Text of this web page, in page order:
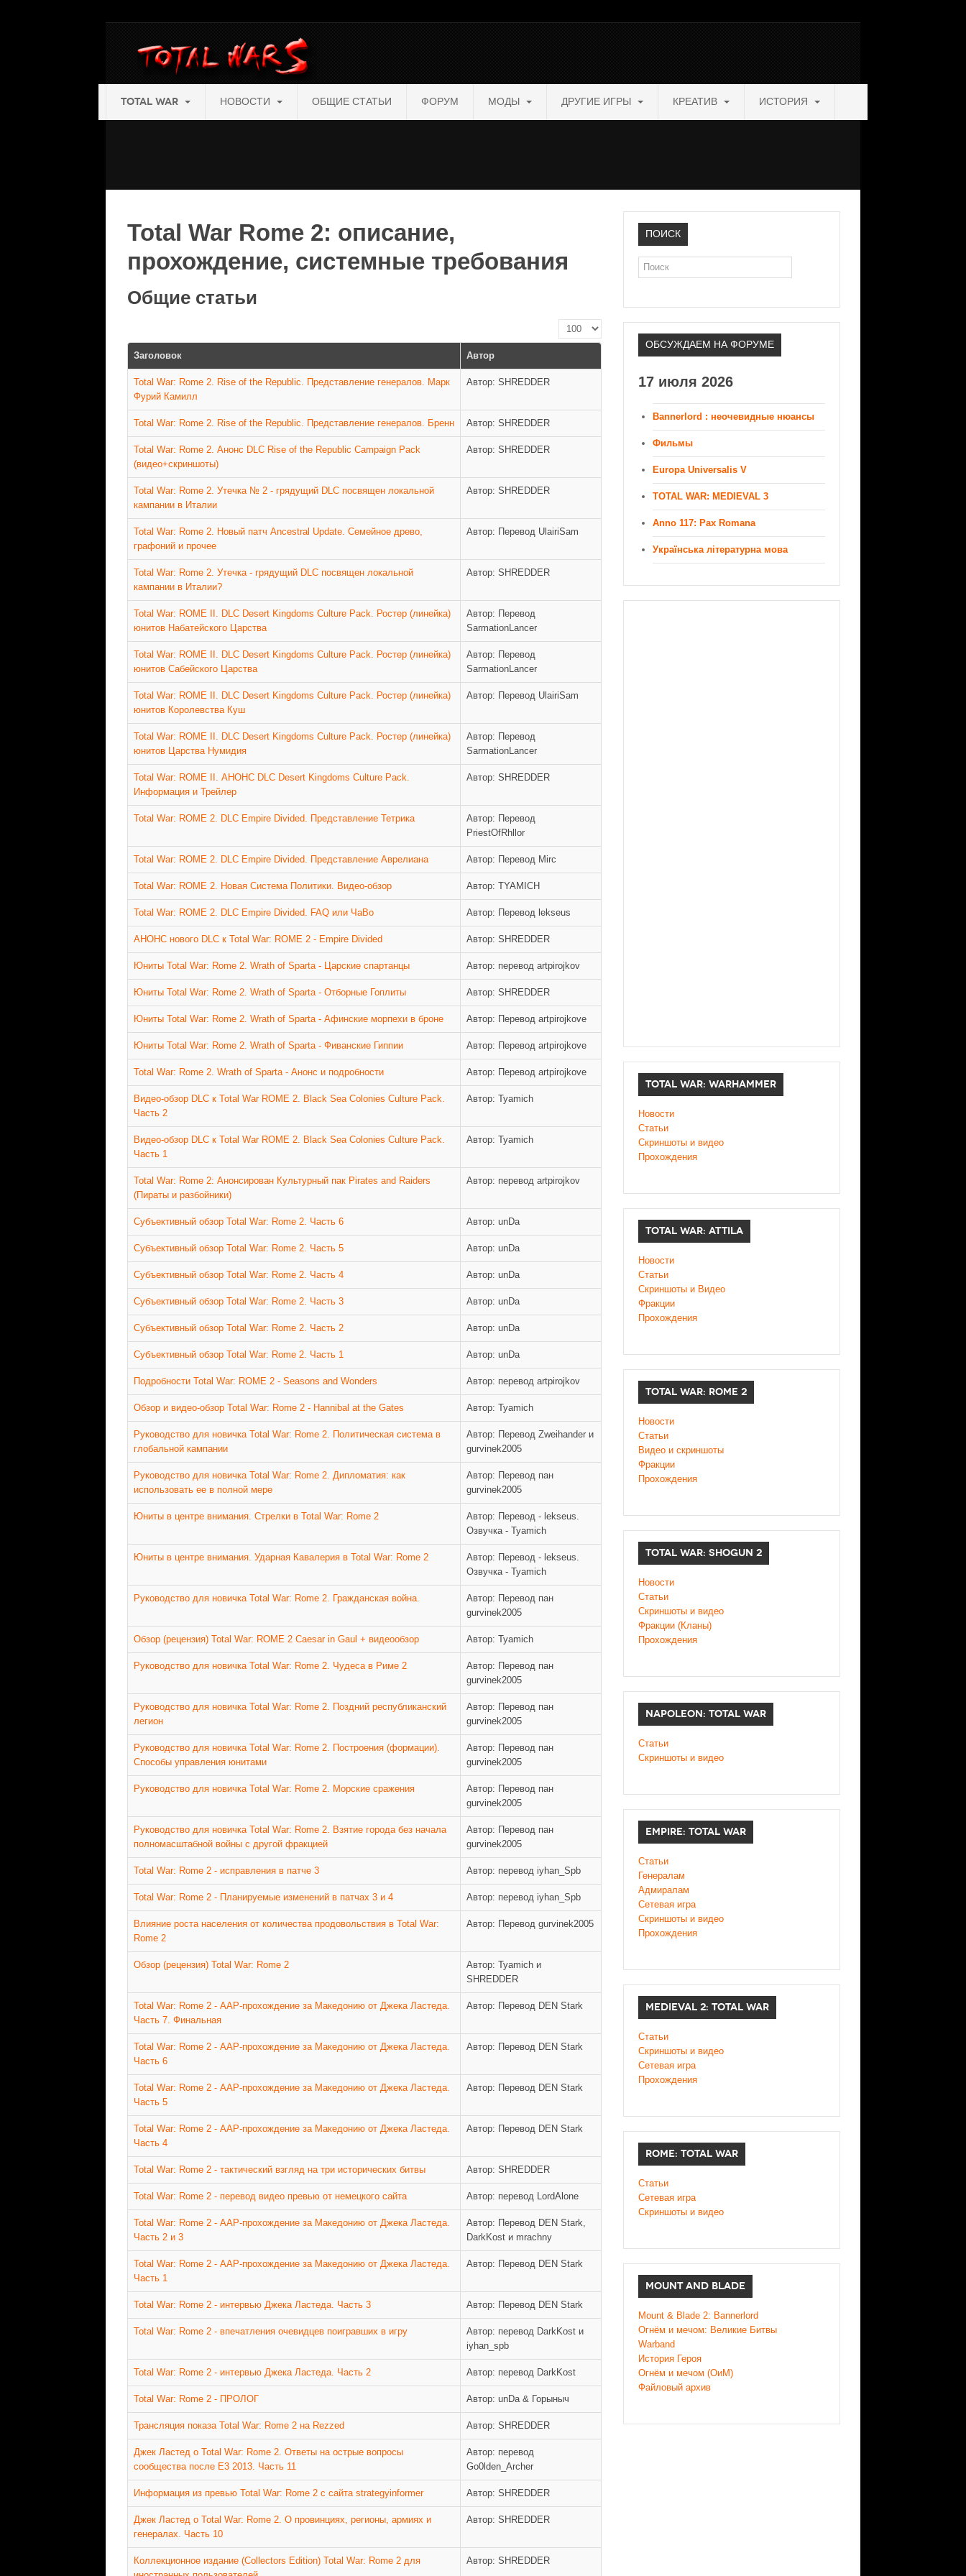
TOTAL WAR НОВОСТИ ОБЩИЕ СТАТЬИ ФОРУМ МОДЫ ДРУГИЕ ИГРЫ КРЕАТИВ ИСТОРИЯ
Total War Rome 2: описание,
прохождение, системные требования
Общие статьи
Кол-во строк:
Заголовок Автор
Total War: Rome 2. Rise of the Republic. Представление генералов. Марк
Фурий Камилл
Автор: SHREDDER
Total War: Rome 2. Rise of the Republic. Представление генералов. Бренн Автор: SHREDDER
Total War: Rome 2. Анонс DLC Rise of the Republic Campaign Pack
(видео+скриншоты)
Автор: SHREDDER
Total War: Rome 2. Утечка № 2 - грядущий DLC посвящен локальной
кампании в Италии
Автор: SHREDDER
Total War: Rome 2. Новый патч Ancestral Update. Семейное древо,
графоний и прочее
Автор: Перевод UlairiSam
Total War: Rome 2. Утечка - грядущий DLC посвящен локальной
кампании в Италии?
Автор: SHREDDER
Total War: ROME II. DLC Desert Kingdoms Culture Pack. Ростер (линейка)
юнитов Набатейского Царства
Автор: Перевод
SarmationLancer
Total War: ROME II. DLC Desert Kingdoms Culture Pack. Ростер (линейка)
юнитов Сабейского Царства
Автор: Перевод
SarmationLancer
Total War: ROME II. DLC Desert Kingdoms Culture Pack. Ростер (линейка)
юнитов Королевства Куш
Автор: Перевод UlairiSam
Total War: ROME II. DLC Desert Kingdoms Culture Pack. Ростер (линейка)
юнитов Царства Нумидия
Автор: Перевод
SarmationLancer
Total War: ROME II. АНОНС DLC Desert Kingdoms Culture Pack.
Информация и Трейлер
Автор: SHREDDER
Total War: ROME 2. DLC Empire Divided. Представление Тетрика
Автор: Перевод
PriestOfRhllor
Total War: ROME 2. DLC Empire Divided. Представление Аврелиана Автор: Перевод Mirc
Total War: ROME 2. Новая Система Политики. Видео-обзор Автор: TYAMICH
Total War: ROME 2. DLC Empire Divided. FAQ или ЧаВо Автор: Перевод lekseus
АНОНС нового DLC к Total War: ROME 2 - Empire Divided Автор: SHREDDER
Юниты Total War: Rome 2. Wrath of Sparta - Царские спартанцы Автор: перевод artpirojkov
Юниты Total War: Rome 2. Wrath of Sparta - Отборные Гоплиты Автор: SHREDDER
Юниты Total War: Rome 2. Wrath of Sparta - Афинские морпехи в броне Автор: Перевод artpirojkovе
Юниты Total War: Rome 2. Wrath of Sparta - Фиванские Гиппии Автор: Перевод artpirojkovе
Total War: Rome 2. Wrath of Sparta - Анонс и подробности Автор: Перевод artpirojkovе
Видео-обзор DLC к Total War ROME 2. Black Sea Colonies Culture Pack.
Часть 2
Автор: Tyamich
Видео-обзор DLC к Total War ROME 2. Black Sea Colonies Culture Pack.
Часть 1
Автор: Tyamich
Total War: Rome 2: Анонсирован Культурный пак Pirates and Raiders
(Пираты и разбойники)
Автор: перевод artpirojkov
Субъективный обзор Total War: Rome 2. Часть 6 Автор: unDa
Субъективный обзор Total War: Rome 2. Часть 5 Автор: unDa
Субъективный обзор Total War: Rome 2. Часть 4 Автор: unDa
Субъективный обзор Total War: Rome 2. Часть 3 Автор: unDa
Субъективный обзор Total War: Rome 2. Часть 2 Автор: unDa
Субъективный обзор Total War: Rome 2. Часть 1 Автор: unDa
Подробности Total War: ROME 2 - Seasons and Wonders Автор: перевод artpirojkov
Обзор и видео-обзор Total War: Rome 2 - Hannibal at the Gates Автор: Tyamich
Руководство для новичка Total War: Rome 2. Политическая система в
глобальной кампании
Автор: Перевод Zweihander и
gurvinek2005
Руководство для новичка Total War: Rome 2. Дипломатия: как
использовать ее в полной мере
Автор: Перевод пан
gurvinek2005
Юниты в центре внимания. Стрелки в Total War: Rome 2
Автор: Перевод - lekseus.
Озвучка - Tyamich
Юниты в центре внимания. Ударная Кавалерия в Total War: Rome 2
Автор: Перевод - lekseus.
Озвучка - Tyamich
Руководство для новичка Total War: Rome 2. Гражданская война.
Автор: Перевод пан
gurvinek2005
Обзор (рецензия) Total War: ROME 2 Caesar in Gaul + видеообзор Автор: Tyamich
Руководство для новичка Total War: Rome 2. Чудеса в Риме 2
Автор: Перевод пан
gurvinek2005
Руководство для новичка Total War: Rome 2. Поздний республиканский
легион
Автор: Перевод пан
gurvinek2005
Руководство для новичка Total War: Rome 2. Построения (формации).
Способы управления юнитами
Автор: Перевод пан
gurvinek2005
Руководство для новичка Total War: Rome 2. Морские сражения
Автор: Перевод пан
gurvinek2005
Руководство для новичка Total War: Rome 2. Взятие города без начала
полномасштабной войны с другой фракцией
Автор: Перевод пан
gurvinek2005
Total War: Rome 2 - исправления в патче 3 Автор: перевод iyhan_Spb
Total War: Rome 2 - Планируемые изменений в патчах 3 и 4 Автор: перевод iyhan_Spb
Влияние роста населения от количества продовольствия в Total War:
Rome 2
Автор: Перевод gurvinek2005
Обзор (рецензия) Total War: Rome 2
Автор: Tyamich и
SHREDDER
Total War: Rome 2 - ААР-прохождение за Македонию от Джека Ластеда.
Часть 7. Финальная
Автор: Перевод DEN Stark
Total War: Rome 2 - ААР-прохождение за Македонию от Джека Ластеда.
Часть 6
Автор: Перевод DEN Stark
Total War: Rome 2 - ААР-прохождение за Македонию от Джека Ластеда.
Часть 5
Автор: Перевод DEN Stark
Total War: Rome 2 - ААР-прохождение за Македонию от Джека Ластеда.
Часть 4
Автор: Перевод DEN Stark
Total War: Rome 2 - тактический взгляд на три исторических битвы Автор: SHREDDER
Total War: Rome 2 - перевод видео превью от немецкого сайта Автор: перевод LordAlone
Total War: Rome 2 - ААР-прохождение за Македонию от Джека Ластеда.
Часть 2 и 3
Автор: Перевод DEN Stark,
DarkKost и mrachny
Total War: Rome 2 - ААР-прохождение за Македонию от Джека Ластеда.
Часть 1
Автор: Перевод DEN Stark
Total War: Rome 2 - интервью Джека Ластеда. Часть 3 Автор: Перевод DEN Stark
Total War: Rome 2 - впечатления очевидцев поигравших в игру
Автор: перевод DarkKost и
iyhan_spb
Total War: Rome 2 - интервью Джека Ластеда. Часть 2 Автор: перевод DarkKost
Total War: Rome 2 - ПРОЛОГ Автор: unDa & Горыныч
Трансляция показа Total War: Rome 2 на Rezzed Автор: SHREDDER
Джек Ластед о Total War: Rome 2. Ответы на острые вопросы
сообщества после E3 2013. Часть 11
Автор: перевод
Go0lden_Archer
Информация из превью Total War: Rome 2 с сайта strategyinformer Автор: SHREDDER
Джек Ластед о Total War: Rome 2. О провинциях, регионы, армиях и
генералах. Часть 10
Автор: SHREDDER
Коллекционное издание (Collectors Edition) Total War: Rome 2 для
Автор: SHREDDER
ПОИСК
Поиск
ОБСУЖДАЕМ НА ФОРУМЕ
17 июля 2026
Bannerlord : неочевидные нюансы
Фильмы
Europa Universalis V
TOTAL WAR: MEDIEVAL 3
Anno 117: Pax Romana
Українська літературна мова
TOTAL WAR: WARHAMMER
Новости
Статьи
Скриншоты и видео
Прохождения
TOTAL WAR: ATTILA
Новости
Статьи
Скриншоты и Видео
Фракции
Прохождения
TOTAL WAR: ROME 2
Новости
Статьи
Видео и скриншоты
Фракции
Прохождения
TOTAL WAR: SHOGUN 2
Новости
Статьи
Cкриншоты и видео
Фракции (Кланы)
Прохождения
NAPOLEON: TOTAL WAR
Статьи
Скриншоты и видео
EMPIRE: TOTAL WAR
Статьи
Генералам
Адмиралам
Сетевая игра
Скриншоты и видео
Прохождения
MEDIEVAL 2: TOTAL WAR
Статьи
Скриншоты и видео
Сетевая игра
Прохождения
ROME: TOTAL WAR
Статьи
Сетевая игра
Скриншоты и видео
MOUNT AND BLADE
Mount & Blade 2: Bannerlord
Огнём и мечом: Великие Битвы
Warband
История Героя
Огнём и мечом (ОиМ)
Файловый архив